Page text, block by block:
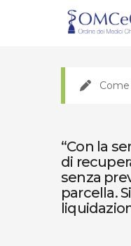
“Con la
di
senza
parcella.